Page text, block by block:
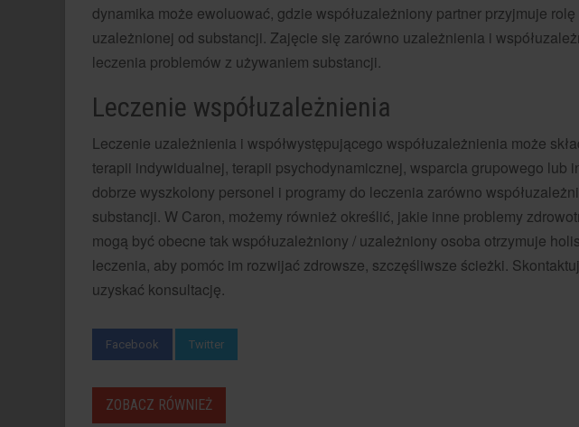
dynamika może ewoluować, gdzie współuzależniony partner przyjmuje
uzależnionej od substancji. Zajęcie się zarówno uzależnienia i
leczenia problemów z używaniem substancji.
Leczenie współuzależnienia
Leczenie uzależnienia i współwystępującego współuzależnienia może
terapii indywidualnej, terapii psychodynamicznej, wsparcia grupowego lub
dobrze wyszkolony personel i programy do leczenia zarówno
substancji. W Caron, możemy również określić, jakie inne problemy
mogą być obecne tak współuzależniony / uzależniony osoba otrzymuje
leczenia, aby pomóc im rozwijać zdrowsze, szczęśliwsze ścieżki.
uzyskać konsultację.
Facebook Twitter
ZOBACZ RÓWNIEŻ